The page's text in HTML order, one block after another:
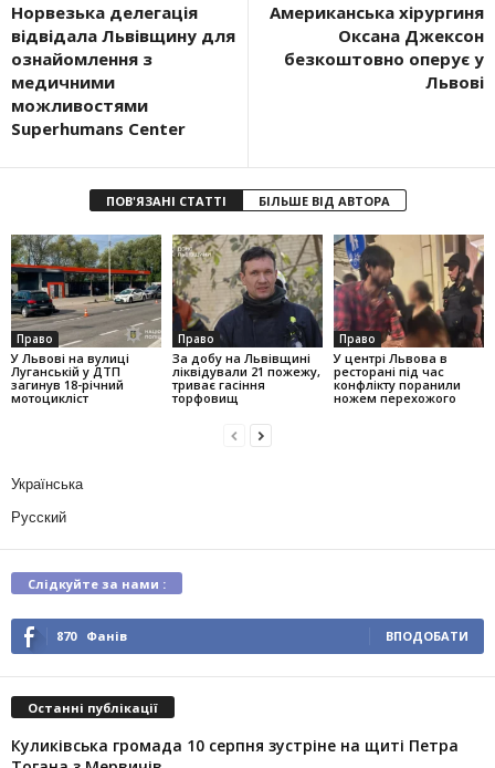
Норвезька делегація
відвідала Львівщину для
ознайомлення з
медичними
можливостями
Superhumans Center
Американська хірургиня
Оксана Джексон
безкоштовно оперує у
Львові
ПОВ'ЯЗАНІ СТАТТІ БІЛЬШЕ ВІД АВТОРА
Право
У Львові на вулиці
Луганській у ДТП
загинув 18-річний
мотоцикліст
Право
За добу на Львівщині
ліквідували 21 пожежу,
триває гасіння
торфовищ
Право
У центрі Львова в
ресторані під час
конфлікту поранили
ножем перехожого
Українська
Русский
Слідкуйте за нами :
870 Фанів ВПОДОБАТИ
Останні публікації
Куликівська громада 10 серпня зустріне на щиті Петра